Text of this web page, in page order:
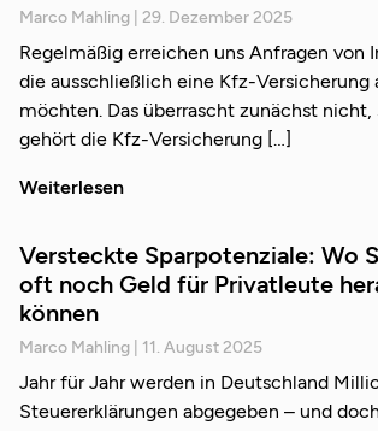
Marco Mahling 29. Dezember 2025
Regelmäßig erreichen uns Anfragen von
die ausschließlich eine Kfz-Versicherung
möchten. Das überrascht zunächst
gehört die Kfz-Versicherung
Weiterlesen
Versteckte Sparpotenziale: Wo
oft noch Geld für Privatleute
können
Marco Mahling 11. August 2025
Jahr für Jahr werden in Deutschland
Steuererklärungen abgegeben – und